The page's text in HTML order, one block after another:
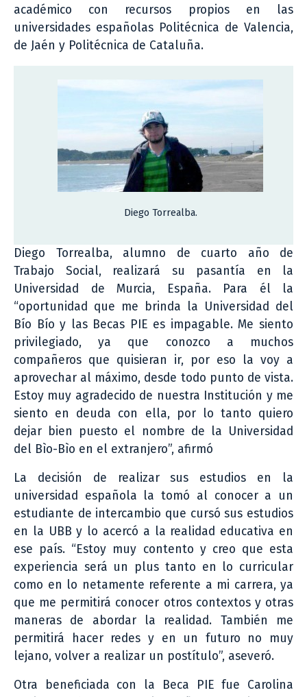
académico con recursos propios en las
universidades españolas Politécnica de Valencia,
de Jaén y Politécnica de Cataluña.
Diego Torrealba.
Diego Torrealba, alumno de cuarto año de
Trabajo Social, realizará su pasantía en la
Universidad de Murcia, España. Para él la
“oportunidad que me brinda la Universidad del
Bío Bío y las Becas PIE es impagable. Me siento
privilegiado, ya que conozco a muchos
compañeros que quisieran ir, por eso la voy a
aprovechar al máximo, desde todo punto de vista.
Estoy muy agradecido de nuestra Institución y me
siento en deuda con ella, por lo tanto quiero
dejar bien puesto el nombre de la Universidad
del Bìo-Bìo en el extranjero”, afirmó
La decisión de realizar sus estudios en la
universidad española la tomó al conocer a un
estudiante de intercambio que cursó sus estudios
en la UBB y lo acercó a la realidad educativa en
ese país. “Estoy muy contento y creo que esta
experiencia será un plus tanto en lo curricular
como en lo netamente referente a mi carrera, ya
que me permitirá conocer otros contextos y otras
maneras de abordar la realidad. También me
permitirá hacer redes y en un futuro no muy
lejano, volver a realizar un postítulo”, aseveró.
Otra beneficiada con la Beca PIE fue Carolina